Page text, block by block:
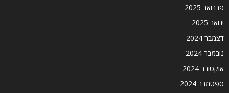
פברואר 2025
ינואר 2025
דצמבר 2024
נובמבר 2024
אוקטובר 2024
ספטמבר 2024